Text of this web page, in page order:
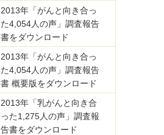
2013年「がんと向き合っ
た4,054人の声」調査報告
書をダウンロード
2013年「がんと向き合っ
た4,054人の声」調査報告
書 概要版をダウンロード
2013年「乳がんと向き合
った1,275人の声」調査報
告書をダウンロード